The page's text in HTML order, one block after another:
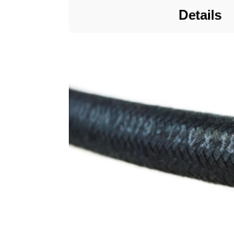
Details